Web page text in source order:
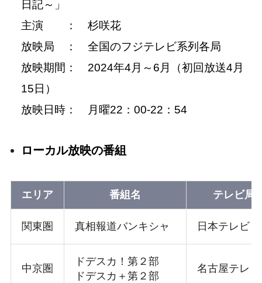
日記～」
主演 ： 杉咲花
放映局 ： 全国のフジテレビ系列各局
放映期間： 2024年4月～6月（初回放送4月
15日）
放映日時： 月曜22：00-22：54
ローカル放映の番組
エリア 番組名 テレビ局
関東圏 真相報道バンキシャ 日本テレビ
中京圏
ドデスカ！第２部
ドデスカ＋第２部
名古屋テレビ